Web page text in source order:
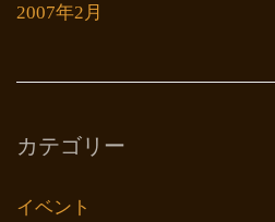
2007年2月
カテゴリー
イベント